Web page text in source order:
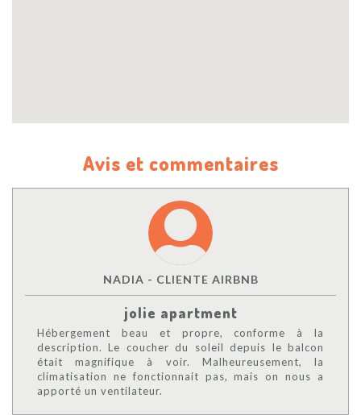
Avis et commentaires
NADIA - CLIENTE AIRBNB
jolie apartment
Hébergement beau et propre, conforme à la
description. Le coucher du soleil depuis le balcon
était magnifique à voir. Malheureusement, la
climatisation ne fonctionnait pas, mais on nous a
apporté un ventilateur.